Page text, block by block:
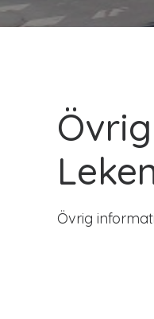
Övrig